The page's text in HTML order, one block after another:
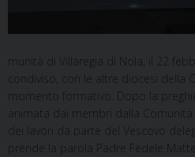
munità di Villaregia di Nola, il 22
condiviso, con le altre diocesi della
momento formativo. Dopo la
animata dai membri dalla Comunità
dei lavori da parte del Vescovo
prende la parola Padre Fedele